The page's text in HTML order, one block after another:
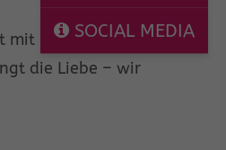
SOCIAL MEDIA
mit Leidenschaft
die Liebe – wir